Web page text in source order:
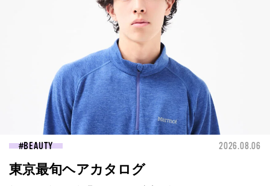
BEAUTY 2026.08.06
東京最旬ヘアカタログ